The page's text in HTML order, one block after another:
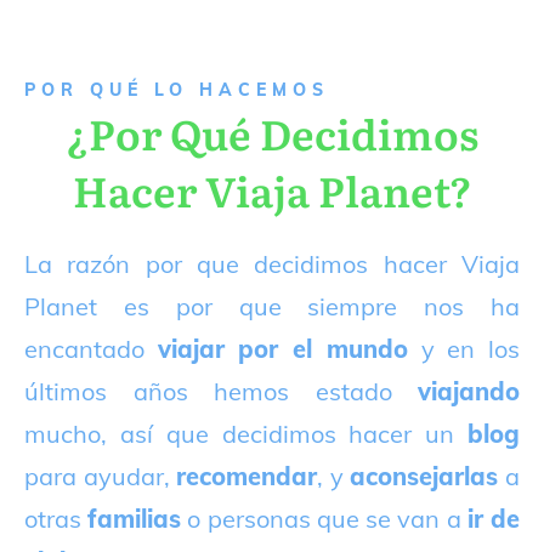
P OR QUÉ LO HACEMOS
¿Por Qué Decidimos
Hacer Viaja Planet?
La razón por que decidimos hacer Viaja
Planet es por que siempre nos ha
encantado viajar por el mundoy en los
últimos años hemos estado viajando
mucho, así que decidimos hacer un blog
para ayudar, recomendar, yaconsejarlas a
otrasfamilias o personas que se van a ir de